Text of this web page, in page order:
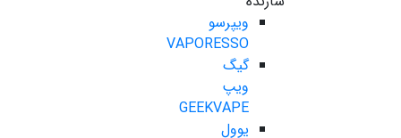
ویپرسو
VAPORESSO
گیگ
ویپ
GEEKVAPE
یوول